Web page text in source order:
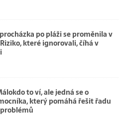
po pláži se proměnila v
které ignorovali, číhá v
to ví, ale jedná se o
který pomáhá řešit řadu